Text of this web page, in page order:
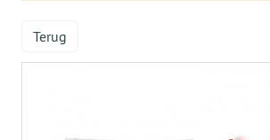
Terug